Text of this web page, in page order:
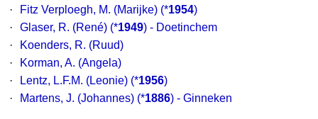
·
Fitz Verploegh, M. (Marijke) (*1954)
·
Glaser, R. (René) (*1949) - Doetinchem
·
Koenders, R. (Ruud)
·
Korman, A. (Angela)
·
Lentz, L.F.M. (Leonie) (*1956)
·
Martens, J. (Johannes) (*1886) - Ginneken